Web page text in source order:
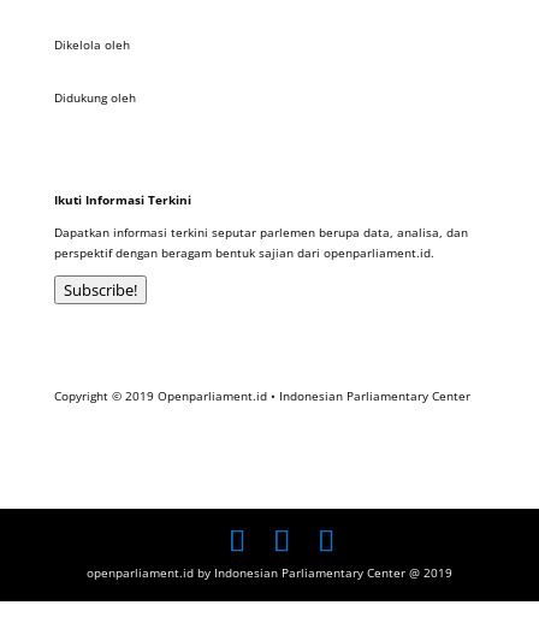
Dikelola oleh
Didukung oleh
Ikuti Informasi Terkini
Dapatkan informasi terkini seputar parlemen berupa data, analisa, dan
perspektif dengan beragam bentuk sajian dari openparliament.id.
Subscribe!
Copyright © 2019 Openparliament.id • Indonesian Parliamentary Center
openparliament.id by Indonesian Parliamentary Center @ 2019